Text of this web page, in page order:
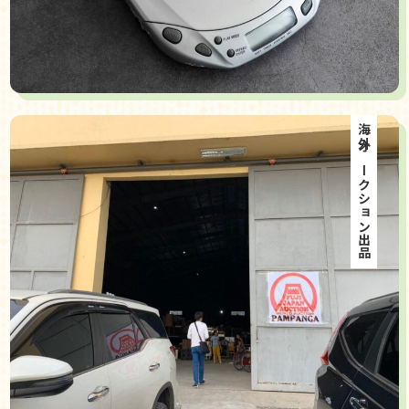
海外オークション出品